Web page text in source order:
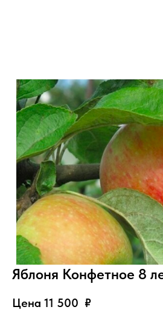
Яблоня Конфетное 8
Цена 11 500 ₽